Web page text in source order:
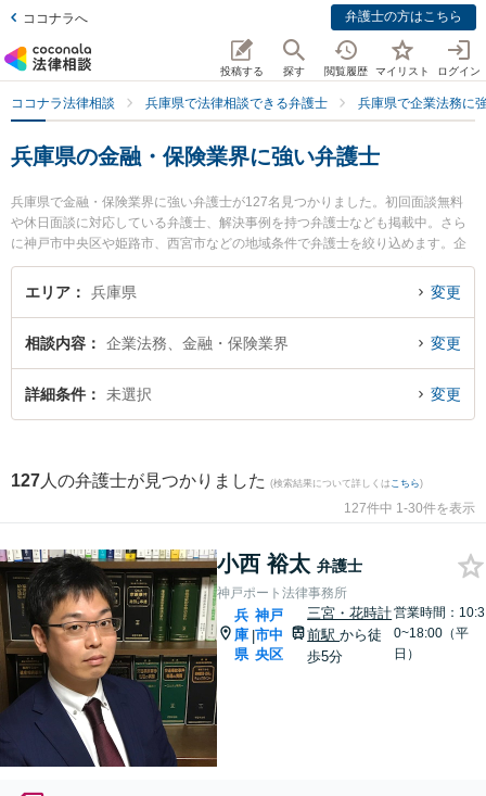
ココナラへ 弁護士の方はこちら
投稿する 探す 閲覧履歴 マイリスト ログイン
ココナラ法律相談 兵庫県で法律相談できる弁護士 兵庫県で企業法務に
兵庫県の金融・保険業界に強い弁護士
兵庫県で金融・保険業界に強い弁護士が127名見つかりました。初回面談無料
や休日面談に対応している弁護士、解決事例を持つ弁護士なども掲載中。さら
に神戸市中央区や姫路市、西宮市などの地域条件で弁護士を絞り込めます。企
業法務に関係する顧問弁護士契約や契約書作成・リーガルチェック、雇用契約
書・就業規則作成等の細かな分野での絞り込み検索もでき便利です。特に神戸
が注目されています。『兵庫県で土日や夜間に発生した金融・保険業界のトラ
ブルを今すぐに弁護士に相談したい』『金融・保険業界のトラブル解決の実績
豊富な近くの弁護士を検索したい』『初回相談無料で金融・保険業界を法律相
エリア 兵庫県 変更
相談内容 企業法務、金融・保険業界 変更
詳細条件 未選択 変更
127 人の弁護士が見つかりました (検索結果について詳しくは こちら)
127件中 1-30件を表示
小西 裕太 弁護士
神戸ポート法律事務所
兵
庫
県
|
神戸
市中
央区
三宮・花時計
前駅から徒
歩5分
営業時間：10:3
0~18:00（平
日）